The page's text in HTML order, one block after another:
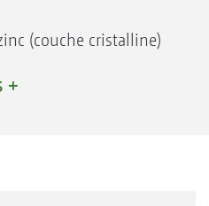
(couche cristalline)
+